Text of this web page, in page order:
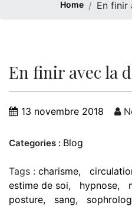
Home En finir
En finir avec la
13 novembre 2018
Categories : Blog
Tags : charisme
estime de soi
hypnose
posture
sang